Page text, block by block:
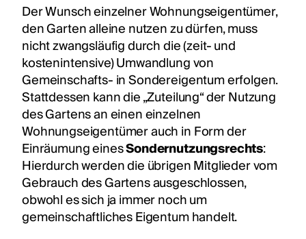
Der Wunsch einzelner Wohnungseigentümer,
den Garten alleine nutzen zu dürfen, muss
nicht zwangsläufig durch die (zeit- und
kostenintensive) Umwandlung von
Gemeinschafts- in Sondereigentum erfolgen.
Stattdessen kann die „Zuteilung“ der Nutzung
des Gartens an einen einzelnen
Wohnungseigentümer auch in Form der
Einräumung einesSondernutzungsrechts:
Hierdurch werden die übrigen Mitglieder vom
Gebrauch des Gartens ausgeschlossen,
obwohl es sich ja immer noch um
gemeinschaftliches Eigentum handelt.